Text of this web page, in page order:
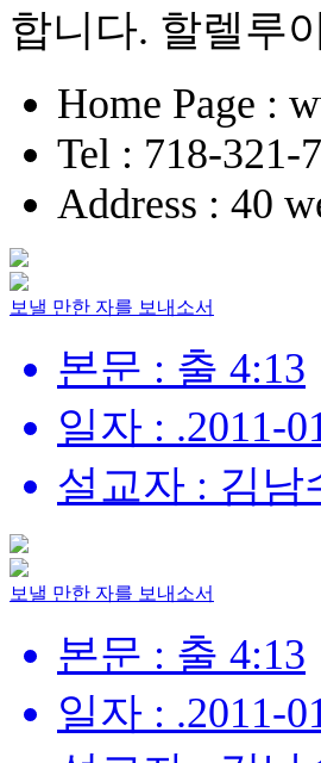
합니다. 할렐루
Home Page :
Tel : 718-321-
Address : 40
보낼 만한 자를 보내소서
본문 : 출 4:13
일자 : .2011-
설교자 : 김남
보낼 만한 자를 보내소서
본문 : 출 4:13
일자 : .2011-